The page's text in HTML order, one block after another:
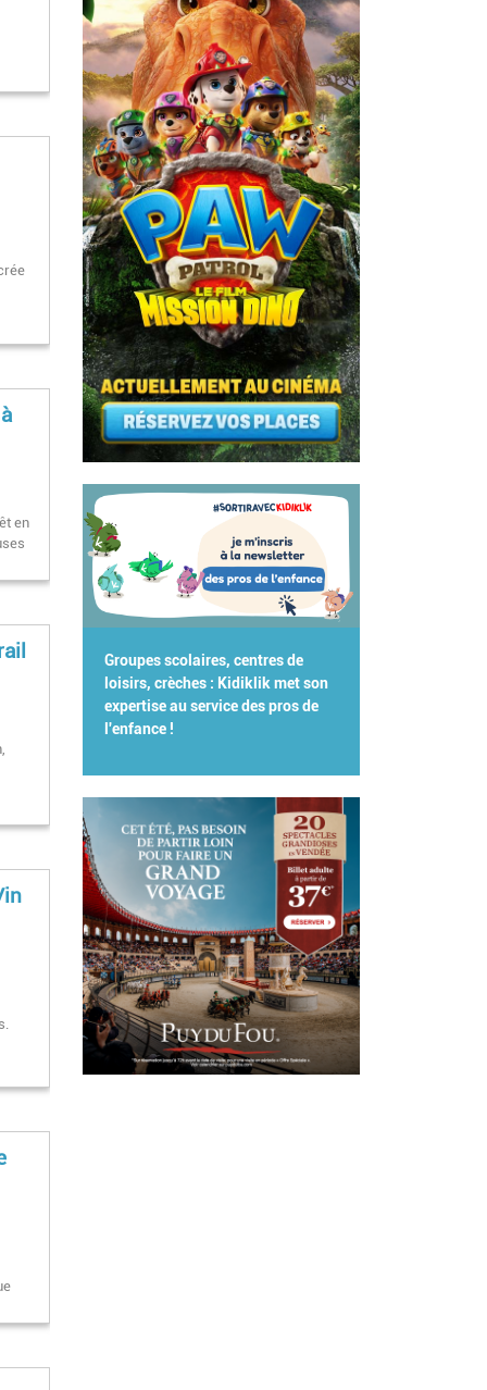
en
Groupes scolaires, centres de
loisirs, crèches : Kidiklik met son
expertise au service des pros de
l'enfance !